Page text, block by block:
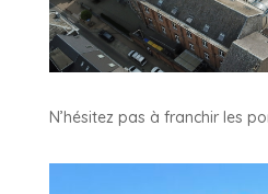
N’hésitez pas à franchir les